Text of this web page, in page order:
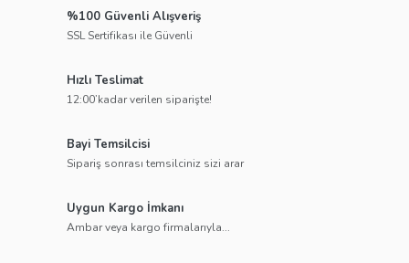
%100 Güvenli Alışveriş
SSL Sertifikası ile Güvenli
Hızlı Teslimat
12:00’kadar verilen siparişte!
Bayi Temsilcisi
Sipariş sonrası temsilciniz sizi arar
Uygun Kargo İmkanı
Ambar veya kargo firmalarıyla...